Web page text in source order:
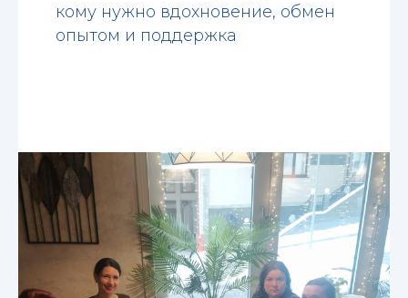
кому нужно вдохновение, обмен
опытом и поддержка